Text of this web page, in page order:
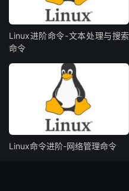
Linux进阶命令-文本处理与搜索
命令
Linux命令进阶-网络管理命令